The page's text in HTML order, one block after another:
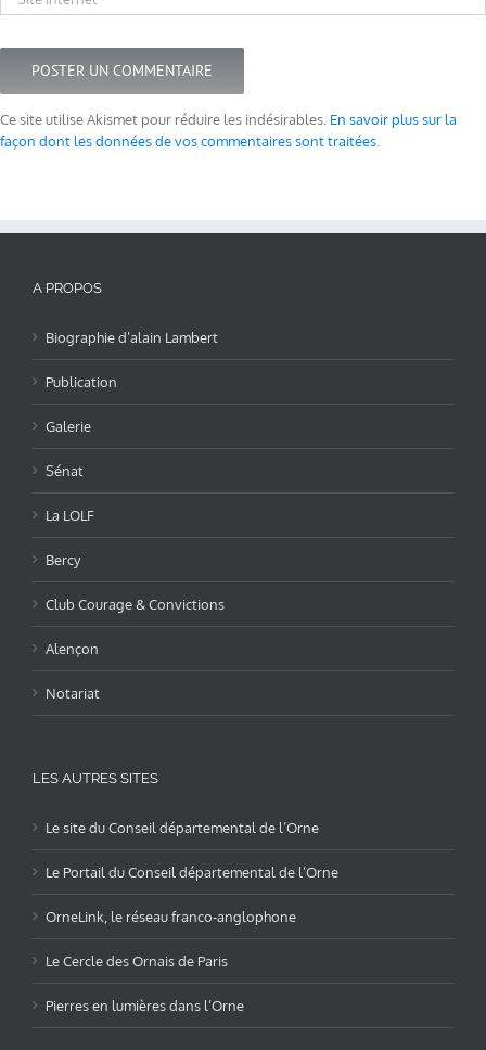
Ce site utilise Akismet pour réduire les indésirables. En savoir plus sur la
façon dont les données de vos commentaires sont traitées
A PROPOS
Biographie d’alain Lambert
Publication
Galerie
Sénat
La LOLF
Bercy
Club Courage & Convictions
Alençon
Notariat
LES AUTRES SITES
Le site du Conseil départemental de l’Orne
Le Portail du Conseil départemental de l’Orne
OrneLink, le réseau franco-anglophone
Le Cercle des Ornais de Paris
Pierres en lumières dans l’Orne